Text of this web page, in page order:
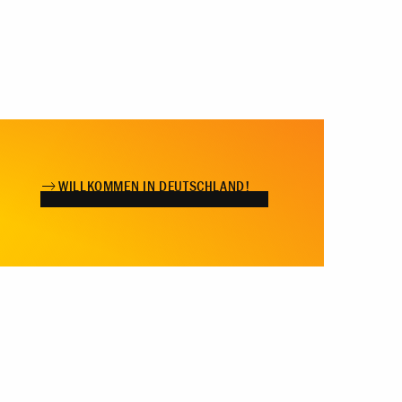
WILLKOMMEN IN DEUTSCHLAND!